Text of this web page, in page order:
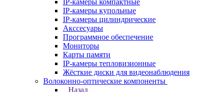
IP-камеры компактные
IP-камеры купольные
IP-камеры цилиндрические
Акссесуары
Программное обеспечение
Мониторы
Карты памяти
IP-камеры тепловизионные
Жёсткие диски для видеонаблюдения
Волоконно-оптические компоненты
Назад